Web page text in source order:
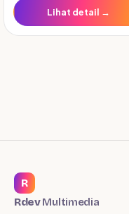
Lihat detail →
R
RdevMultimedia